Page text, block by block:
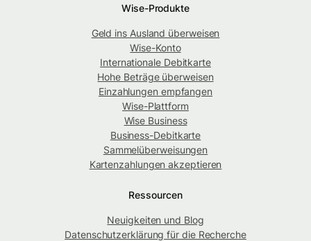
Wise-Produkte
Geld ins Ausland überweisen
Wise-Konto
Internationale Debitkarte
Hohe Beträge überweisen
Einzahlungen empfangen
Wise-Plattform
Wise Business
Business-Debitkarte
Sammelüberweisungen
Kartenzahlungen akzeptieren
Ressourcen
Neuigkeiten und Blog
Datenschutzerklärung für die Recherche